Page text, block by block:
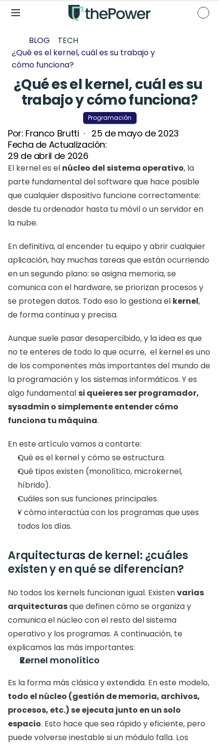
BLOG
TECH
¿Qué es el kernel, cuál es su trabajo y
cómo funciona?
¿Qué es el kernel, cuál es su
trabajo y cómo funciona?
Programación
Por: Franco Brutti
  ·
25 de mayo de 2023
Fecha de Actualización:
29 de abril de 2026
El kernel es el núcleo del sistema operativo, la
parte fundamental del software que hace posible
que cualquier dispositivo funcione correctamente:
desde tu ordenador hasta tu móvil o un servidor en
la nube.
En definitiva, al encender tu equipo y abrir cualquier
aplicación, hay muchas tareas que están ocurriendo
en un segundo plano: se asigna memoria, se
comunica con el hardware, se priorizan procesos y
se protegen datos. Todo eso lo gestiona el kernel,
de forma continua y precisa.
Aunque suele pasar desapercibido, y la idea es que
no te enteres de todo lo que ocurre,  el kernel es uno
de los componentes más importantes del mundo de
la programación y los sistemas informáticos. Y es
algo fundamental si queieres ser programador,
sysadmin o simplemente entender cómo
funciona tu máquina.
En este artículo vamos a contarte:
Qué es el kernel y cómo se estructura.
Qué tipos existen (monolítico, microkernel,
híbrido).
Cuáles son sus funciones principales.
Y cómo interactúa con los programas que uses
todos los días.
Arquitecturas de kernel: ¿cuáles
existen y en qué se diferencian?
No todos los kernels funcionan igual. Existen varias
arquitecturas que definen cómo se organiza y
comunica el núcleo con el resto del sistema
operativo y los programas. A continuación, te
explicamos las más importantes:
Kernel monolítico
todo el núcleo (gestión de memoria, archivos,
procesos, etc.) se ejecuta junto en un solo
espacio. Esto hace que sea rápido y eficiente, pero
puede volverse inestable si un módulo falla. Los